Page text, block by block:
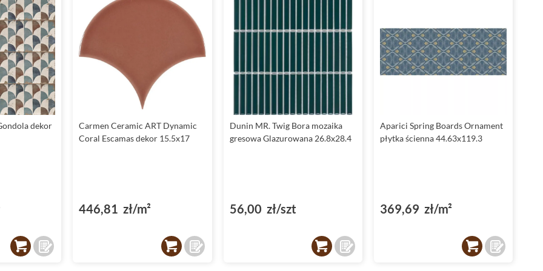
dekor
Carmen Ceramic ART Dynamic
Coral Escamas dekor 15.5x17
446,81 zł/m²
Dunin MR. Twig Bora mozaika
gresowa Glazurowana 26.8x28.4
56,00 zł/szt
Aparici Spring Boards Ornament
płytka ścienna 44.63x119.3
369,69 zł/m²